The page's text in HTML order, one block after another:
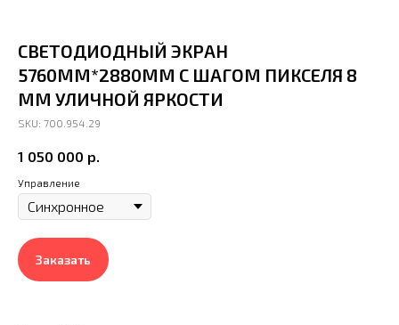
СВЕТОДИОДНЫЙ ЭКРАН
5760ММ*2880ММ С ШАГОМ ПИКСЕЛЯ 8
ММ УЛИЧНОЙ ЯРКОСТИ
SKU: 700.954.29
1 050 000 р.
Управление
Заказать